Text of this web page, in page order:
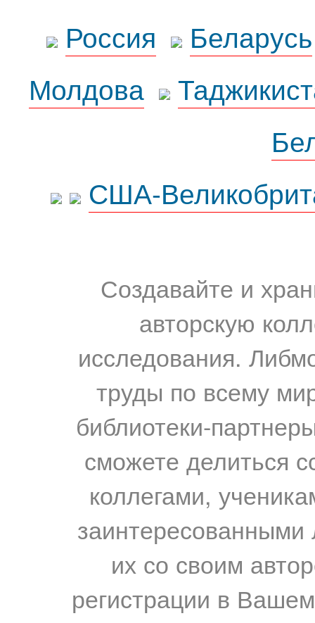
Россия
Беларусь
Молдова
США-
Создавайте и
авторскую
исследования.
труды по всему
библиотеки-
сможете делиться
коллегами,
их со своим
регистрации в